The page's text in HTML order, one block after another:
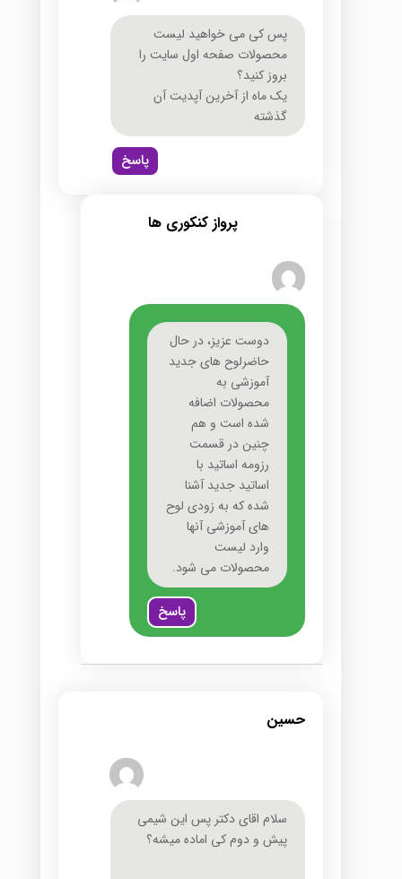
پس کی می خواهید لیست
محصولات صفحه اول سایت را
بروز کنید؟
یک ماه از آخرین آپدیت آن
گذشته
پاسخ
پرواز کنکوری ها
دوست عزیز، در حال
حاضرلوح های جدید
آموزشی به
محصولات اضافه
شده است و هم
چنین در قسمت
رزومه اساتید با
اساتید جدید آشنا
شده که به زودی لوح
های آموزشی آنها
وارد لیست
محصولات می شود.
پاسخ
حسین
سلام اقای دکتر پس این شیمی
پیش و دوم کی اماده میشه؟